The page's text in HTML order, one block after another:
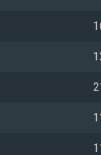
bit)
이상
Core i5 (Intel
신 버전